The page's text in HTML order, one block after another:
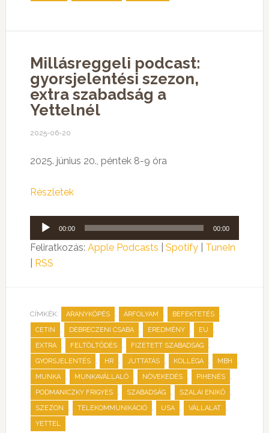
Millásreggeli podcast:
gyorsjelentési szezon,
extra szabadság a
Yettelnél
2025-06-20
2025. június 20., péntek 8-9 óra
Részletek
Audió
lejátszó
00:00 00:00
Feliratkozás: Apple Podcasts Spotify| TuneIn
RSS
CÍMKÉK: ARANYKÖPÉS , ÁRFOLYAM , BEFEKTETÉS ,
CETIN , DEBRECZENI CSABA , EREDMÉNY , EU ,
EXTRA , FELTÖLTŐDÉS , FIZETETT SZABADSÁG ,
GYORSJELENTÉS , HR , JUTTATÁS , KOLLÉGA , MBH ,
MUNKA , MUNKAVÁLLALÓ , NÖVEKEDÉS , PIHENÉS ,
PODMANICZKY FRIGYES , SZABADSÁG , SZALAI ENIKŐ ,
SZEZON , TELEKOMMUNIKÁCIÓ , USA , VÁLLALAT ,
YETTEL